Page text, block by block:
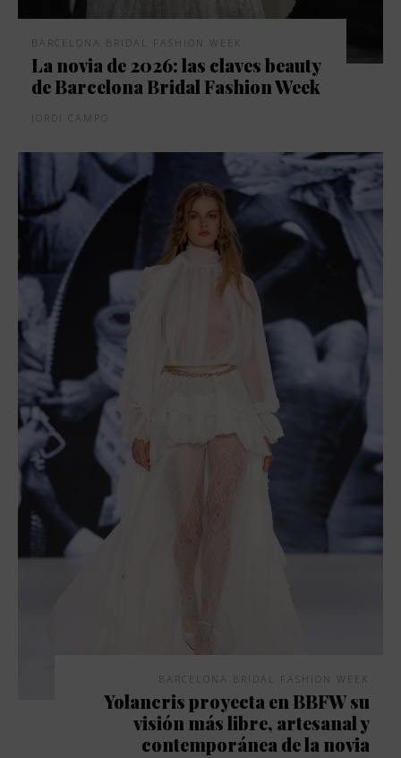
BARCELONA BRIDAL FASHION WEEK
La novia de 2026: las claves beauty
de Barcelona Bridal Fashion Week
JORDI CAMPO
BARCELONA BRIDAL FASHION WEEK
Yolancris proyecta en BBFW su
visión más libre, artesanal y
contemporánea de la novia